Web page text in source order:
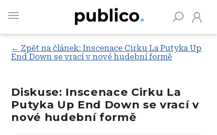
main
← Zpět na článek: Inscenace Cirku La Putyka Up
End Down se vrací v nové hudební formě
Diskuse: Inscenace Cirku La
Putyka Up End Down se vrací v
nové hudební formě